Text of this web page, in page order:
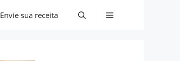
Envie sua receita